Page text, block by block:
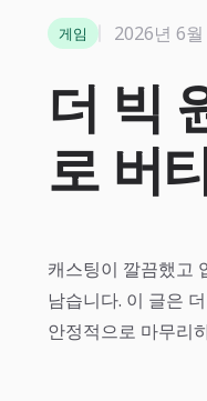
더 빅
로 버
게임 2026년 6월
캐스팅이 깔끔했고
남습니다. 이 글은
안정적으로 마무리